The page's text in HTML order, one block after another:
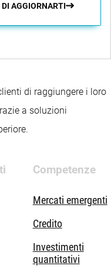
DI AGGIORNARTI
di raggiungere i loro
a soluzioni
Competenze
Mercati emergenti
Credito
Investimenti
quantitativi